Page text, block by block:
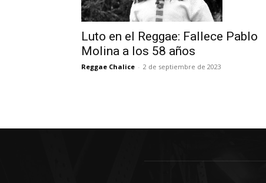
Luto en el Reggae: Fallece Pablo
Molina a los 58 años
Reggae Chalice - 2 de septiembre de 2023